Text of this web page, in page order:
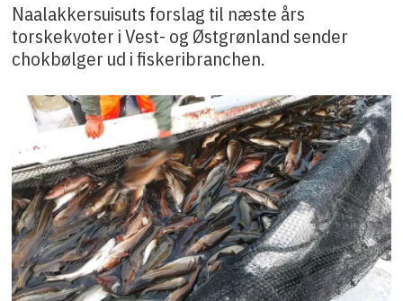
Naalakkersuisuts forslag til næste års
torskekvoter i Vest- og Østgrønland sender
chokbølger ud i fiskeribranchen.